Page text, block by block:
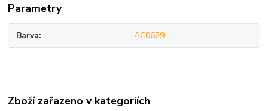
Parametry
Barva AC0629
Zboží zařazeno v kategoriích